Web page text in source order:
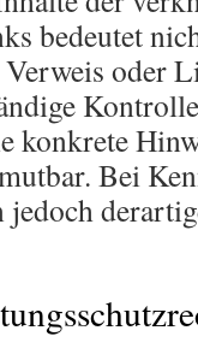
bedeutet
oder
konkrete
Bei
jedoch